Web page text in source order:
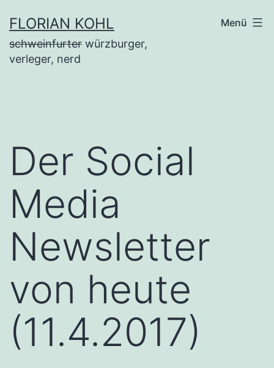
Inhalt
springen
FLORIAN KOHL
schweinfurter würzburger,
verleger, nerd
Menü
Der Social
Media
Newsletter
von heute
(11.4.2017)